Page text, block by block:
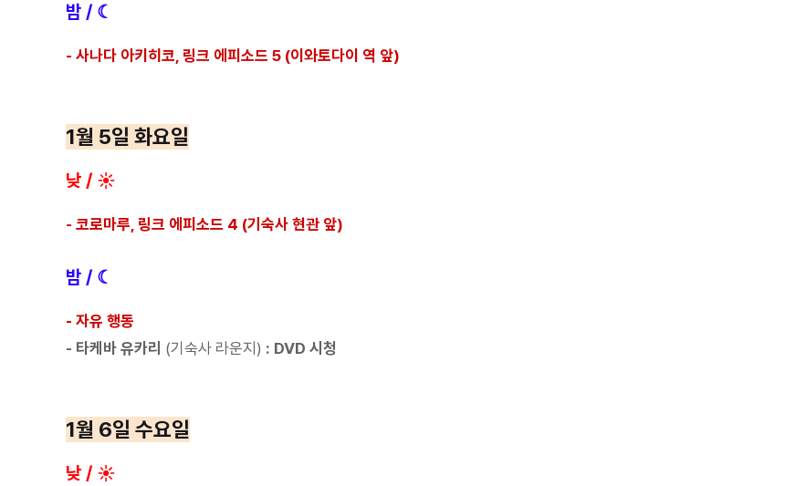
밤 / ☾
- 사나다 아키히코, 링크 에피소드 5 (이와토다이 역 앞)
1월 5일 화요일
낮 / ☀
- 코로마루, 링크 에피소드 4 (기숙사 현관 앞)
밤 / ☾
- 자유 행동
- 타케바 유카리 (기숙사 라운지) : DVD 시청
1월 6일 수요일
낮 / ☀